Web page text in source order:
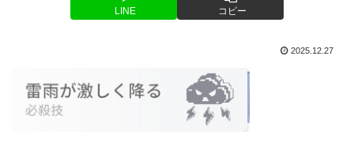
LINE コピー
2025.12.27